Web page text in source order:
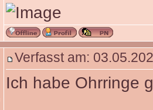
Verfasst am:
Ich habe Ohrringe